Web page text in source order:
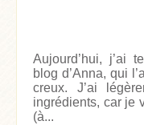
Aujourd’hui, j’ai
blog d’Anna, qui
creux. J’ai
ingrédients, car je
(à...